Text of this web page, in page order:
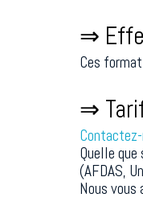
⇒
Ces
⇒
Quelle
(AFDAS,
Nous vous